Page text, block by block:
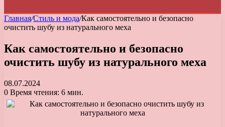
Главная/Стиль и мода/Как самостоятельно и безопасно
очистить шубу из натурального меха
Как самостоятельно и безопасно
очистить шубу из натурального меха
08.07.2024
0 Время чтения: 6 мин.